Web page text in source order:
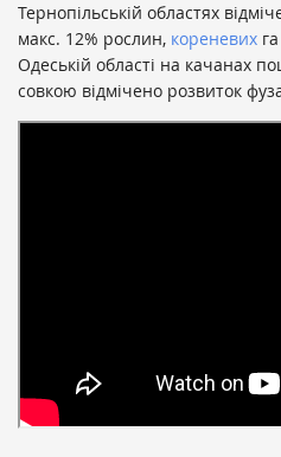
Тернопільській областях
макс. 12% рослин, кореневих га
Одеській області на качанах
совкою відмічено розвиток